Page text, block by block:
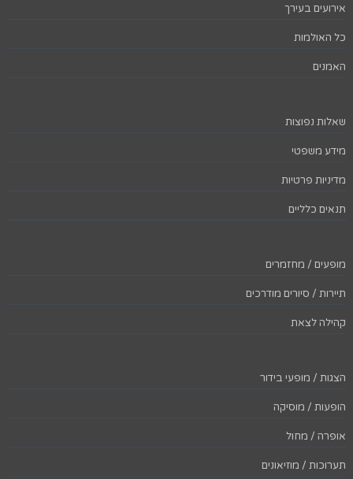
אירועים בעירך
כל האולמות
האמנים
שאלות נפוצות
מידע משפטי
מדיניות פרטיות
תנאים כלליים
מופעים / מחזמרים
תיירות / סיורים מודרכים
קהילה לצאת
הצגות / מופעי בידור
הופעות / מוסיקה
אופרה / מחול
תערוכות / מוזיאונים